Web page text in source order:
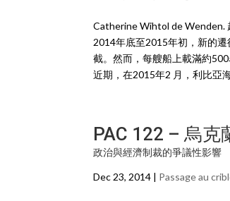
Catherine Wihtol de Wenden.
2014年底至2015年初，新的
截。然而，每艘船上載滿約
近期，在2015年2 月，利比亞
PAC 122 – 烏
政治與經濟制裁的爭議性影響
Dec 23, 2014 | Passage au